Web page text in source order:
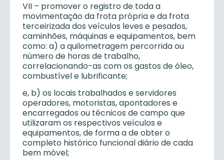
VII – promover o registro de toda a
movimentação da frota própria e da frota
terceirizada dos veículos leves e pesados,
caminhões, máquinas e equipamentos, bem
como: a) a quilometragem percorrida ou
número de horas de trabalho,
correlacionando-as com os gastos de óleo,
combustível e lubrificante;
e, b) os locais trabalhados e servidores
operadores, motoristas, apontadores e
encarregados ou técnicos de campo que
utilizaram os respectivos veículos e
equipamentos, de forma a de obter o
completo histórico funcional diário de cada
bem móvel;